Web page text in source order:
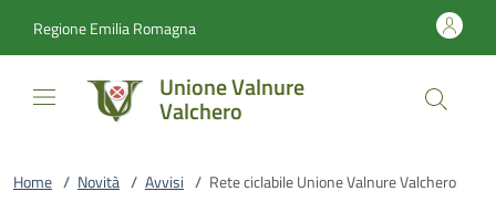
Regione Emilia Romagna
Unione Valnure
Valchero
Home / Novità / Avvisi / Rete ciclabile Unione Valnure Valchero